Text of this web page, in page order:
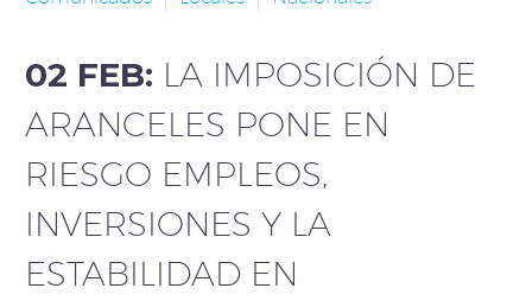
02 FEB: LA IMPOSICIÓN DE
ARANCELES PONE EN
RIESGO EMPLEOS,
INVERSIONES Y LA
ESTABILIDAD EN